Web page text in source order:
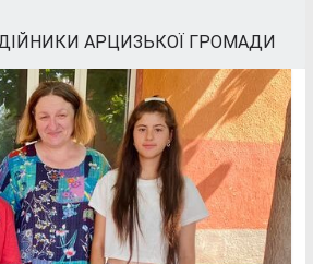
АРЦИЗЬКОЇ ГРОМАДИ